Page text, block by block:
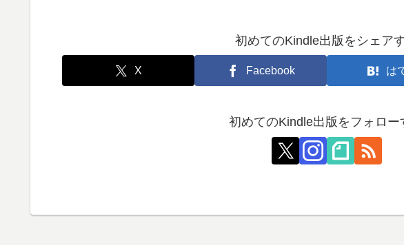
初めてのKindle出版をシェア
X Facebook は
初めてのKindle出版をフォロー